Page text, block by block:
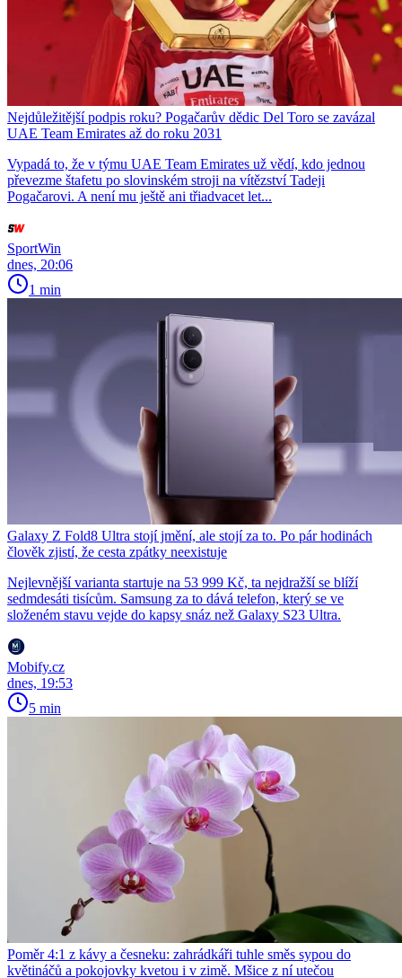
Nejdůležitější podpis roku? Pogačarův dědic Del Toro se zavázal
UAE Team Emirates až do roku 2031
Vypadá to, že v týmu UAE Team Emirates už vědí, kdo jednou
převezme štafetu po slovinském stroji na vítězství Tadeji
Pogačarovi. A není mu ještě ani třiadvacet let...
SportWin
dnes, 20:06
1 min
Galaxy Z Fold8 Ultra stojí jmění, ale stojí za to. Po pár hodinách
člověk zjistí, že cesta zpátky neexistuje
Nejlevnější varianta startuje na 53 999 Kč, ta nejdražší se blíží
sedmdesáti tisícům. Samsung za to dává telefon, který se ve
složeném stavu vejde do kapsy snáz než Galaxy S23 Ultra.
Mobify.cz
dnes, 19:53
5 min
Poměr 4:1 z kávy a česneku: zahrádkáři tuhle směs sypou do
květináčů a pokojovky kvetou i v zimě. Mšice z ní utečou